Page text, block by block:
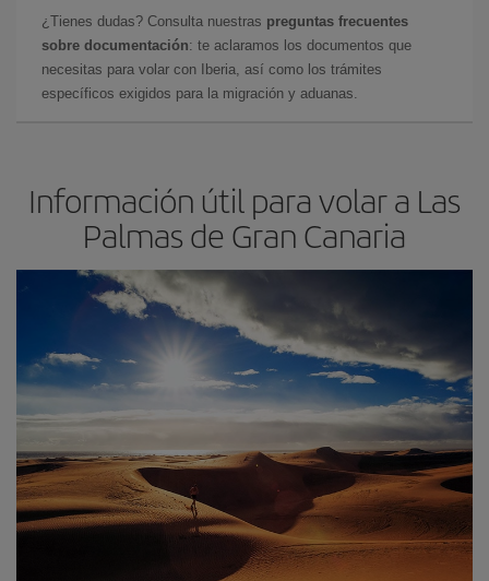
¿Tienes dudas? Consulta nuestras preguntas frecuentes
sobre documentación: te aclaramos los documentos que
necesitas para volar con Iberia, así como los trámites
específicos exigidos para la migración y aduanas.
Información útil para volar a Las
Palmas de Gran Canaria